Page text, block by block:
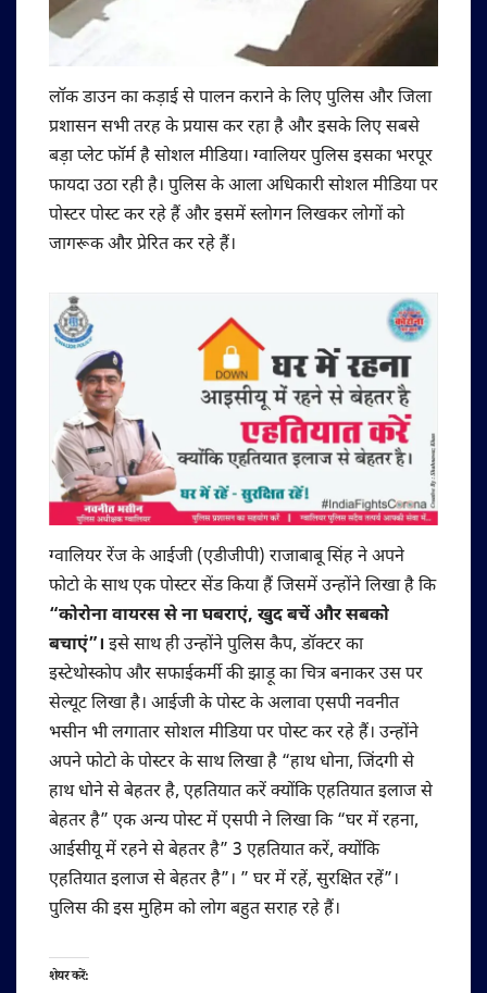
लॉक डाउन का कड़ाई से पालन कराने के लिए पुलिस और जिला
प्रशासन सभी तरह के प्रयास कर रहा है और इसके लिए सबसे
बड़ा प्लेट फॉर्म है सोशल मीडिया। ग्वालियर पुलिस इसका भरपूर
फायदा उठा रही है। पुलिस के आला अधिकारी सोशल मीडिया पर
पोस्टर पोस्ट कर रहे हैं और इसमें स्लोगन लिखकर लोगों को
जागरूक और प्रेरित कर रहे हैं।
ग्वालियर रेंज के आईजी (एडीजीपी) राजाबाबू सिंह ने अपने
फोटो के साथ एक पोस्टर सेंड किया हैं जिसमें उन्होंने लिखा है कि
“कोरोना वायरस से ना घबराएं, खुद बचें और सबको
बचाएं”। इसे साथ ही उन्होंने पुलिस कैप, डॉक्टर का
इस्टेथोस्कोप और सफाईकर्मी की झाड़ू का चित्र बनाकर उस पर
सेल्यूट लिखा है। आईजी के पोस्ट के अलावा एसपी नवनीत
भसीन भी लगातार सोशल मीडिया पर पोस्ट कर रहे हैं। उन्होंने
अपने फोटो के पोस्टर के साथ लिखा है “हाथ धोना, जिंदगी से
हाथ धोने से बेहतर है, एहतियात करें क्योंकि एहतियात इलाज से
बेहतर है” एक अन्य पोस्ट में एसपी ने लिखा कि “घर में रहना,
आईसीयू में रहने से बेहतर है” 3 एहतियात करें, क्योंकि
एहतियात इलाज से बेहतर है”। ” घर में रहें, सुरक्षित रहें”।
पुलिस की इस मुहिम को लोग बहुत सराह रहे हैं।
शेयर करें: